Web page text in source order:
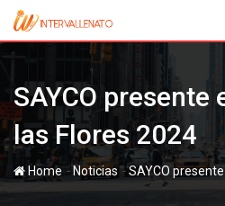
Skip
content
SAYCO presente
las Flores 2024
Home -Noticias -SAYCO